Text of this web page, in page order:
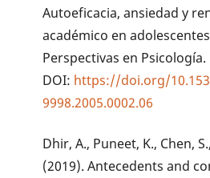
Autoeficacia, ansiedad y
académico en
Perspectivas en Psicología.
DOI: https://doi.org/
9998.2005.0002.06
Dhir, A., Puneet, K., Chen,
(2019). Antecedents and